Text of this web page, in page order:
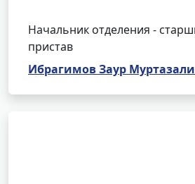
Начальник отделения -
пристав
Ибрагимов Заур